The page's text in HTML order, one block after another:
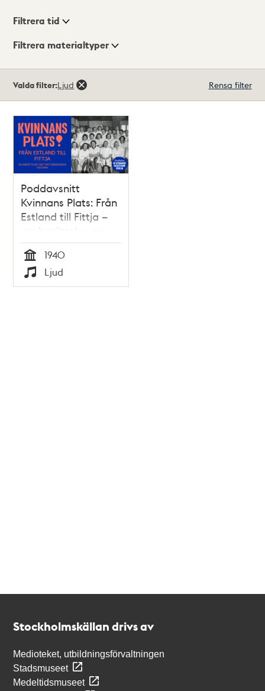
Visningsläge
Filtrera tid
Filtrera materialtyper
träffar
Valda filter:Ljud Rensa filter
Poddavsnitt
Kvinnans Plats: Från
Estland till Fittja –
en berättelse om
tvätterskornas
historia
Tid
1940
Typ
Ljud
Stockholmskällan drivs av
Medioteket, utbildningsförvaltningen
Stadsmuseet
Medeltidsmuseet